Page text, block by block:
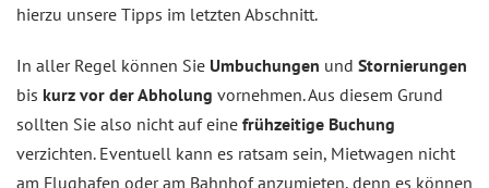
hierzu unsere Tipps im letzten Abschnitt.
In aller Regel können Sie Umbuchungen und Stornierungen
bis kurz vor der Abholung vornehmen. Aus diesem Grund
sollten Sie also nicht auf eine frühzeitige Buchung
verzichten. Eventuell kann es ratsam sein, Mietwagen nicht
am Flughafen oder am Bahnhof anzumieten, denn es können